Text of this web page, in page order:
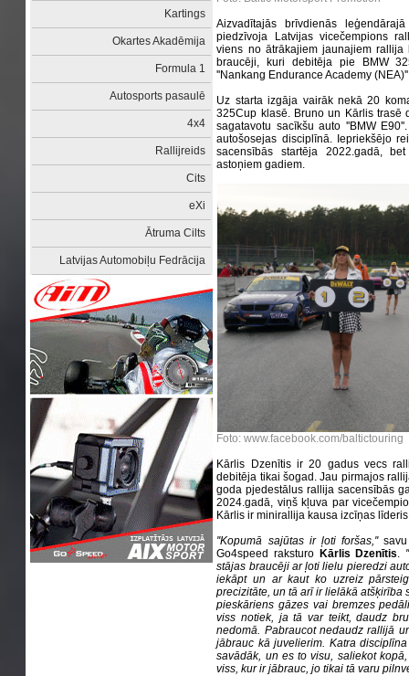
Kartings
Okartes Akadēmija
Formula 1
Autosports pasaulē
4x4
Rallijreids
Cits
eXi
Ātruma Cilts
Latvijas Automobiļu Fedrācija
Aizvadītajās brīvdienās
piedzīvoja Latvijas vicečempions
viens no ātrākajiem jaunajiem
braucēji, kuri debitēja pie BMW
''Nankang Endurance Academy
Uz starta izgāja vairāk nekā 20
325Cup klasē. Bruno un Kārlis trasē
sagatavotu sacīkšu auto ''BMW
autošosejas disciplīnā. Iepriekšējo
sacensībās startēja 2022.gadā,
astoņiem gadiem.
Foto: www.facebook.com/baltictouring
Kārlis Dzenītis ir 20 gadus vecs
debitēja tikai šogad. Jau pirmajos
goda pjedestālus rallija sacensībās
2024.gadā, viņš kļuva par
Kārlis ir minirallija kausa izcīņas
''Kopumā sajūtas ir ļoti foršas,''
Go4speed raksturo Kārlis Dzenītis.
stājas braucēji ar ļoti lielu pieredzi
iekāpt un ar kaut ko uzreiz
precizitāte, un tā arī ir lielākā
pieskāriens gāzes vai bremzes
viss notiek, ja tā var teikt, daudz
nedomā. Pabraucot nedaudz rallijā
jābrauc kā juvelierim. Katra
savādāk, un es to visu, saliekot
viss, kur ir jābrauc, jo tikai tā varu